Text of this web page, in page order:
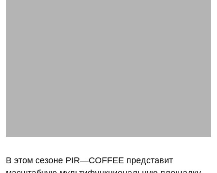
В этом сезоне PIR—COFFEE представит